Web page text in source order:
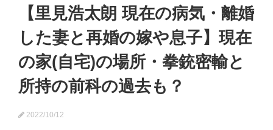
【里見浩太朗 現在の病気・離婚
した妻と再婚の嫁や息子】現在
の家(自宅)の場所・拳銃密輸と
所持の前科の過去も？
2022/10/12